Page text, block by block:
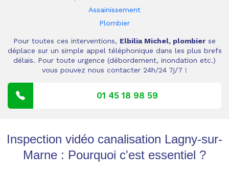
Assainissement
Plombier
Pour toutes ces interventions, Elbilia Michel, plombier se
déplace sur un simple appel téléphonique dans les plus brefs
délais. Pour toute urgence (débordement, inondation etc.)
vous pouvez nous contacter 24h/24 7j/7 !
01 45 18 98 59
Inspection vidéo canalisation Lagny-sur-
Marne : Pourquoi c'est essentiel ?